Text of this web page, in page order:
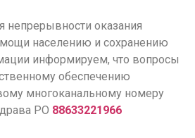
непрерывности оказания
населению и сохранению
информируем, что вопросы
обеспечению
многоканальному номеру
РО 88633221966